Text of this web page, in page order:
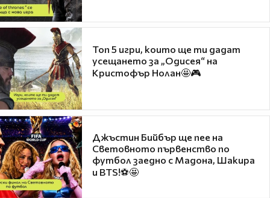
Топ 5 игри, които ще ти дадат
усещането за „Одисея“ на
Кристофър Нолан🤩🎮
Джъстин Бийбър ще пее на
Световното първенство по
футбол заедно с Мадона, Шакира
и BTS!⚽🤩